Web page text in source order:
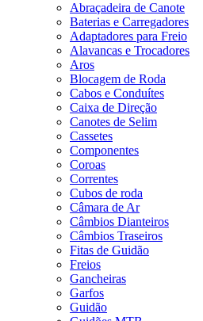
Abraçadeira de Canote
Baterias e Carregadores
Adaptadores para Freio
Alavancas e Trocadores
Aros
Blocagem de Roda
Cabos e Conduítes
Caixa de Direção
Canotes de Selim
Cassetes
Componentes
Coroas
Correntes
Cubos de roda
Câmara de Ar
Câmbios Dianteiros
Câmbios Traseiros
Fitas de Guidão
Freios
Gancheiras
Garfos
Guidão